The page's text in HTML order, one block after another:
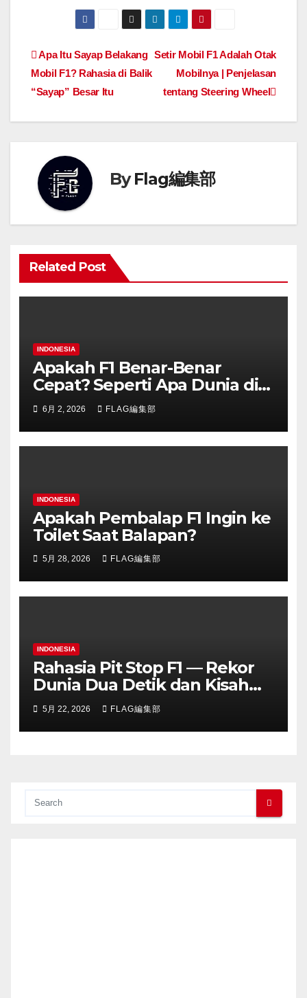
Setir Mobil F1 Adalah Otak
Mobilnya | Penjelasan
tentang Steering Wheel
Apa Itu Sayap Belakang
Mobil F1? Rahasia di Balik
“Sayap” Besar Itu
ByFlag編集部
Related Post
INDONESIA
Apakah F1 Benar-Benar
Cepat? Seperti Apa Dunia di
Atas 300 km/jam?
6月 2, 2026 FLAG編集部
INDONESIA
Apakah Pembalap F1 Ingin ke
Toilet Saat Balapan?
5月 28, 2026 FLAG編集部
INDONESIA
Rahasia Pit Stop F1 — Rekor
Dunia Dua Detik dan Kisah
Menakjubkan di Baliknya
5月 22, 2026 FLAG編集部